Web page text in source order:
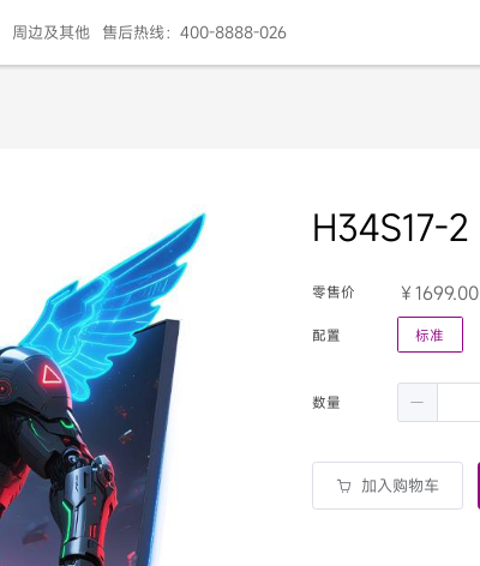
周边及其他 售后热线：400-8888-026
H34S17-2
零售价 1699.00
配置 标准
数量
加入购物车